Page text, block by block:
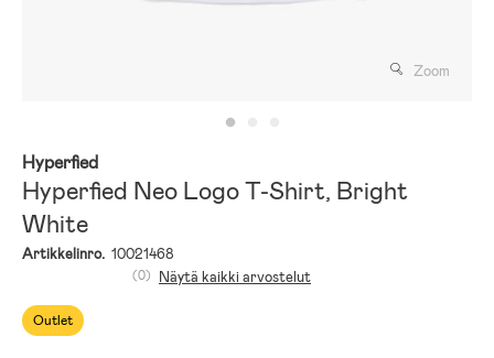
Zoom
Hyperfied
Hyperfied Neo Logo T-Shirt, Bright
White
Artikkelinro. 10021468
Outlet
(0) Näytä kaikki arvostelut